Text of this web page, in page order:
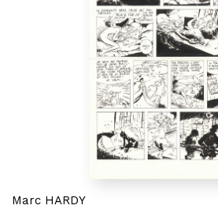
Marc HARDY